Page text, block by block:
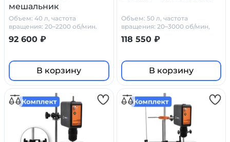
мешальник
Объем: 40 л, частота
вращения: 20–2200 об/мин.
вязкость: до 50 000 мПа*с
92 600 ₽
В корзину
Объем: 50 л, частота
вращения: 20–3000 об/мин,
вязкость: 60 000 мПа*с
118 550 ₽
В корзину